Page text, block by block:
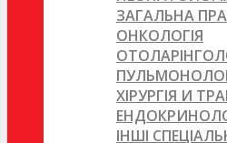
ЗАГАЛЬНА
ОНКОЛОГІЯ
ХІРУРГІЯ И
ІНШІ